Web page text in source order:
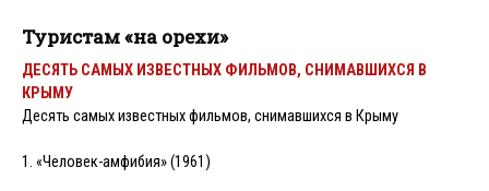
Туристам «на орехи»
ДЕСЯТЬ САМЫХ ИЗВЕСТНЫХ ФИЛЬМОВ, СНИМАВШИХСЯ В
КРЫМУ
Десять самых известных фильмов, снимавшихся в Крыму
1. «Человек-амфибия» (1961)